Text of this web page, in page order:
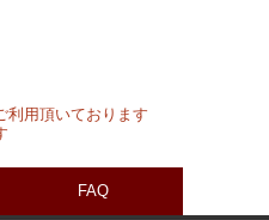
FAQ
利用頂いております